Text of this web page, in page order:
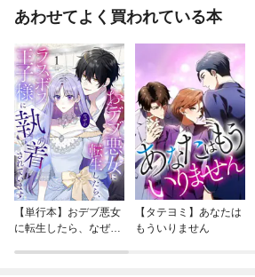
あわせてよく買われている本
【単行本】おデブ悪女
に転生したら、なぜか
【タテヨミ】あなたは
もういりません